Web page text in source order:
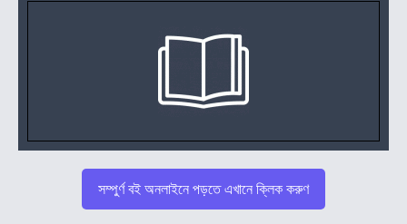
সম্পুর্ণ বই অনলাইনে পড়তে এখানে ক্লিক করুণ